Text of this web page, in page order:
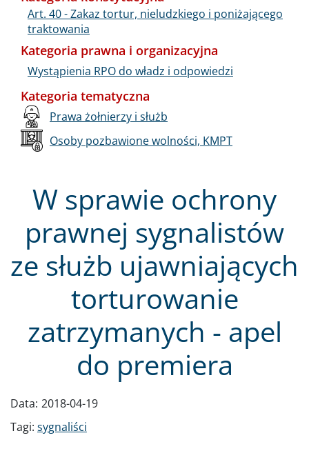
W sprawie ochrony
prawnej sygnalistów
ze służb ujawniających
torturowanie
zatrzymanych - apel
do premiera
Data: 2018-04-19
Tagi: sygnaliści
Art. 40 - Zakaz tortur, nieludzkiego i poniżającego
traktowania
Kategoria prawna i organizacyjna
Wystąpienia RPO do władz i odpowiedzi
Kategoria tematyczna
Prawa żołnierzy i służb
Osoby pozbawione wolności, KMPT